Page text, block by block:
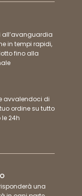
all’avanguardia
in tempi rapidi,
fino alla
avvalendoci di
ordine su tutto
24h
una